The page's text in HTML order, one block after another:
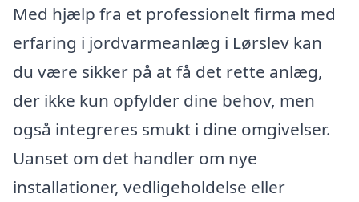
Med hjælp fra et professionelt firma med
erfaring i jordvarmeanlæg i Lørslev kan
du være sikker på at få det rette anlæg,
der ikke kun opfylder dine behov, men
også integreres smukt i dine omgivelser.
Uanset om det handler om nye
installationer, vedligeholdelse eller